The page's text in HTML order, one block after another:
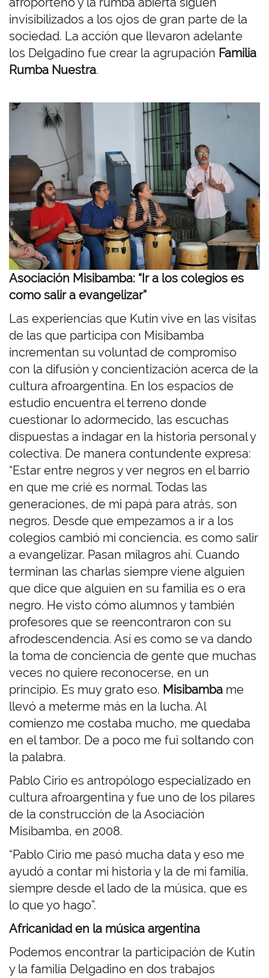
invisibilizados a los ojos de gran parte de la
sociedad. La acción que llevaron adelante
los Delgadino fue crear la agrupación Familia
Rumba Nuestra.
e
Asociación Misibamba: “Ir a los colegios es
como salir a evangelizar”
Las experiencias que Kutín vive en las visitas
de las que participa con Misibamba
incrementan su voluntad de compromiso
con la difusión y concientización acerca de la
cultura afroargentina. En los espacios de
estudio encuentra el terreno donde
cuestionar lo adormecido, las escuchas
dispuestas a indagar en la historia personal y
colectiva. De manera contundente expresa:
“Estar entre negros y ver negros en el barrio
en que me crié es normal. Todas las
generaciones, de mi papá para atrás, son
negros. Desde que empezamos a ir a los
colegios cambió mi conciencia, es como salir
a evangelizar. Pasan milagros ahí. Cuando
terminan las charlas siempre viene alguien
que dice que alguien en su familia es o era
negro. He visto cómo alumnos y también
profesores que se reencontraron con su
afrodescendencia. Así es como se va dando
la toma de conciencia de gente que muchas
veces no quiere reconocerse, en un
principio. Es muy grato eso. Misibamba me
llevó a meterme más en la lucha. Al
comienzo me costaba mucho, me quedaba
en el tambor. De a poco me fui soltando con
la palabra.
Pablo Cirio es antropólogo especializado en
cultura afroargentina y fue uno de los pilares
de la construcción de la Asociación
Misibamba, en 2008.
“Pablo Cirio me pasó mucha data y eso me
ayudó a contar mi historia y la de mi familia,
siempre desde el lado de la música, que es
lo que yo hago”.
Africanidad en la música argentina
Podemos encontrar la participación de Kutín
y la familia Delgadino en dos trabajos